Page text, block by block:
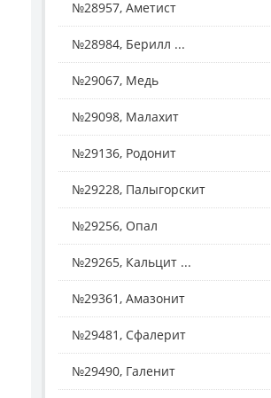
№28957, Аметист
№28984, Берилл ...
№29067, Медь
№29098, Малахит
№29136, Родонит
№29228, Палыгорскит
№29256, Опал
№29265, Кальцит ...
№29361, Амазонит
№29481, Сфалерит
№29490, Галенит